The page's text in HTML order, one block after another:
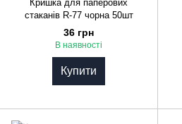
Кришка для паперових
стаканів R-77 чорна 50шт
36 грн
В наявності
Купити